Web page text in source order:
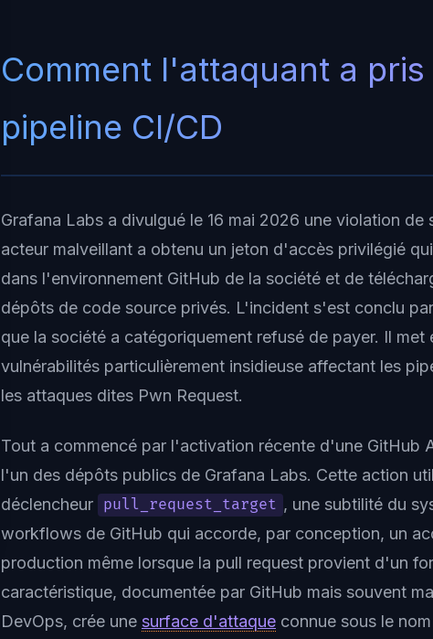
Comment l'attaquant a
pipeline CI/CD
Grafana Labs a divulgué le 16 mai 2026 une violation de
acteur malveillant a obtenu un jeton d'accès privilégié
dans l'environnement GitHub de la société et de
dépôts de code source privés. L'incident s'est conclu
que la société a catégoriquement refusé de payer. Il met
vulnérabilités particulièrement insidieuse affectant les
les attaques dites Pwn Request.
Tout a commencé par l'activation récente d'une GitHub
l'un des dépôts publics de Grafana Labs. Cette action
déclencheur pull_request_target , une subtilité du
workflows de GitHub qui accorde, par conception, un
production même lorsque la pull request provient d'un
caractéristique, documentée par GitHub mais souvent
DevOps, crée une surface d'attaque connue sous le